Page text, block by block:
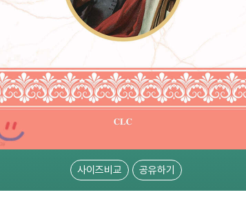
사이즈비교 공유하기